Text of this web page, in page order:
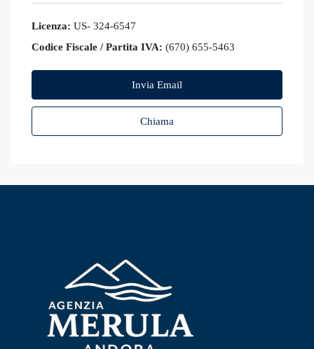
Licenza: US- 324-6547
Codice Fiscale / Partita IVA: (670) 655-5463
Invia Email
Chiama